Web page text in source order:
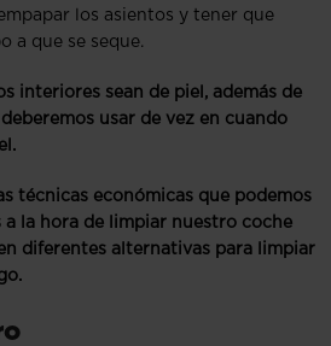
los asientos y tener que
a que se seque.
interiores sean de piel, además de
usar de vez en cuando
técnicas económicas que podemos
la hora de limpiar nuestro coche
diferentes alternativas para limpiar